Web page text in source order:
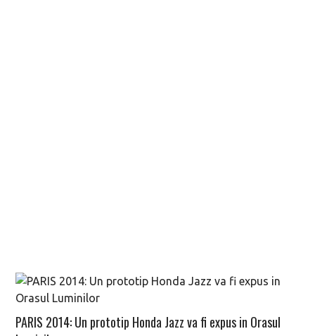
PARIS 2014: Un prototip Honda Jazz va fi expus in Orasul